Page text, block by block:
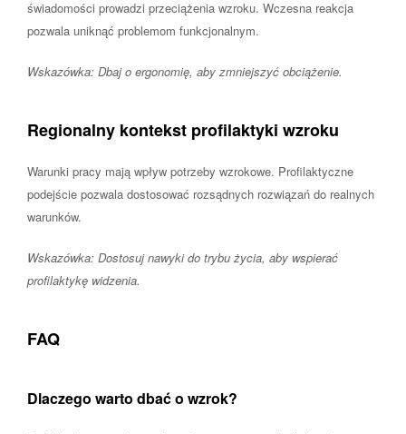
świadomości prowadzi przeciążenia wzroku. Wczesna reakcja
pozwala uniknąć problemom funkcjonalnym.
Wskazówka: Dbaj o ergonomię, aby zmniejszyć obciążenie.
Regionalny kontekst profilaktyki wzroku
Warunki pracy mają wpływ potrzeby wzrokowe. Profilaktyczne
podejście pozwala dostosować rozsądnych rozwiązań do realnych
warunków.
Wskazówka: Dostosuj nawyki do trybu życia, aby wspierać
profilaktykę widzenia.
FAQ
Dlaczego warto dbać o wzrok?